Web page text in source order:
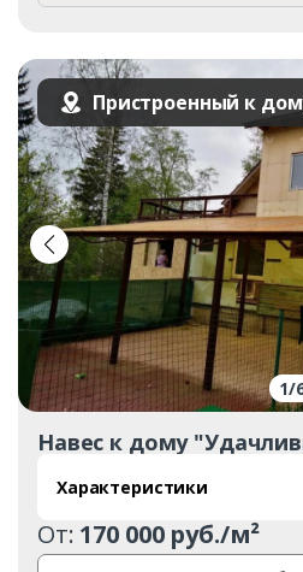
Пристроенный к
1/
Навес к дому
Характеристики
От: 170 000 руб./м²